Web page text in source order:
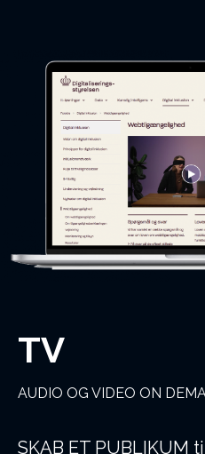
TV
AUDIO OG VIDEO ON
SKAB ET PUBLIKUM